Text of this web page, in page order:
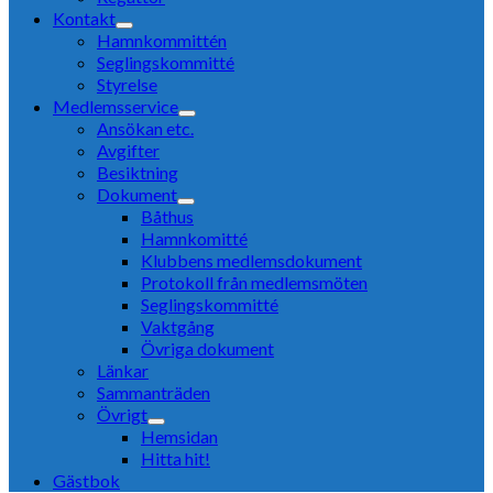
Kontakt
Hamnkommittén
Seglingskommitté
Styrelse
Medlemsservice
Ansökan etc.
Avgifter
Besiktning
Dokument
Båthus
Hamnkomitté
Klubbens medlemsdokument
Protokoll från medlemsmöten
Seglingskommitté
Vaktgång
Övriga dokument
Länkar
Sammanträden
Övrigt
Hemsidan
Hitta hit!
Gästbok